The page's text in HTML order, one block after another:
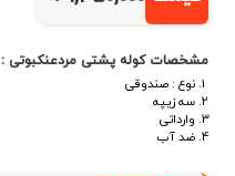
مشخصات کوله پشتی مردعنکبوتی :
نوع : صندوقی
سه زیپه
وارداتی
ضد آب